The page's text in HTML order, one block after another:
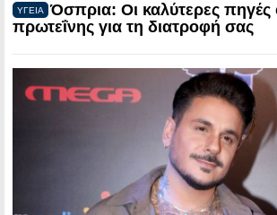
ΥΓΕΙΑ
Όσπρια: Οι καλύτερες πηγές
πρωτεΐνης για τη διατροφή σας